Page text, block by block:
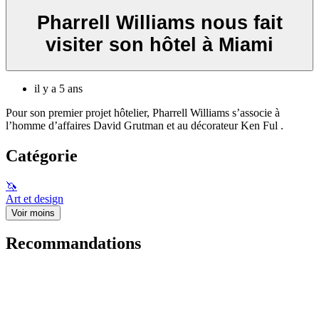
Pharrell Williams nous fait
visiter son hôtel à Miami
il y a 5 ans
Pour son premier projet hôtelier, Pharrell Williams s’associe à
l’homme d’affaires David Grutman et au décorateur Ken Ful .
Catégorie
🦄
Art et design
Voir moins
Recommandations